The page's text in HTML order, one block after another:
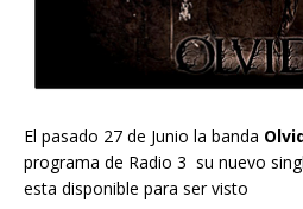
El pasado 27 de Junio la banda
programa de Radio 3 su nuevo
esta disponible para ser visto